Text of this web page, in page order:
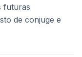
futuras
de conjuge e